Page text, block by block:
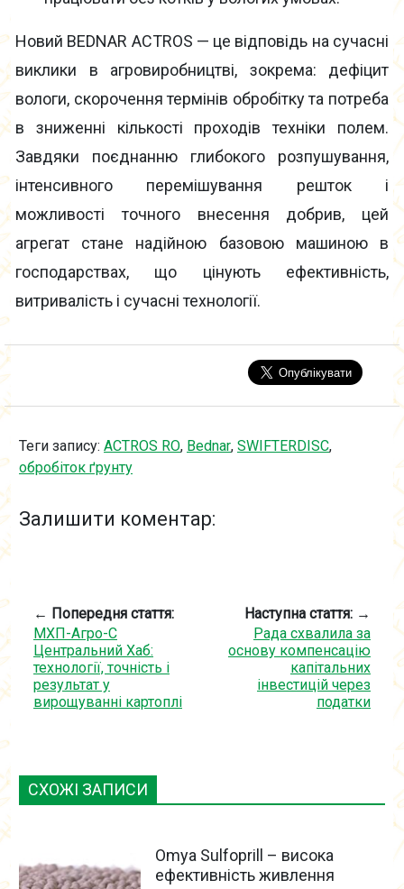
Новий BEDNAR ACTROS — це відповідь на сучасні
виклики в агровиробництві, зокрема: дефіцит
вологи, скорочення термінів обробітку та потреба
в зниженні кількості проходів техніки полем.
Завдяки поєднанню глибокого розпушування,
інтенсивного перемішування решток і
можливості точного внесення добрив, цей
агрегат стане надійною базовою машиною в
господарствах, що цінують ефективність,
витривалість і сучасні технології.
Теги запису: ACTROS RO, Bednar, SWIFTERDISC,
обробіток ґрунту
Залишити коментар:
← Попередня стаття:
МХП-Агро-С
Центральний Хаб:
технології, точність і
результат у
вирощуванні картоплі
Наступна стаття: →
Рада схвалила за
основу компенсацію
капітальних
інвестицій через
податки
СХОЖІ ЗАПИСИ
Omya Sulfoprill – висока
ефективність живлення